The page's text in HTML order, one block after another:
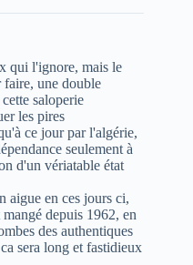
qui l'ignore, mais le
faire, une double
saloperie
les pires
ce jour par l'algérie,
seulement à
d'un vériatable état
aigue en ces jours ci,
depuis 1962, en
des authentiques
sera long et fastidieux